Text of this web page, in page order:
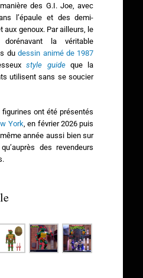
des G.I. Joe, avec
l’épaule et des demi-
aux genoux. Par ailleurs, le
la véritable
dudessin animé de 1987
style guideque la
utilisent sans se soucier
ont été présentés
York, en février 2026 puis
année aussi bien sur
des revendeurs